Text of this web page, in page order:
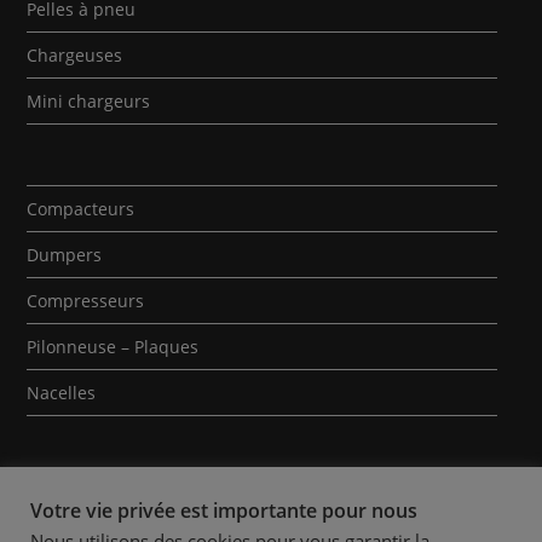
Pelles à pneu
Chargeuses
Mini chargeurs
Compacteurs
Dumpers
Compresseurs
Pilonneuse – Plaques
Nacelles
Votre vie privée est importante pour nous